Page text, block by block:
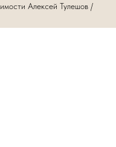
Алексей Тулешов /